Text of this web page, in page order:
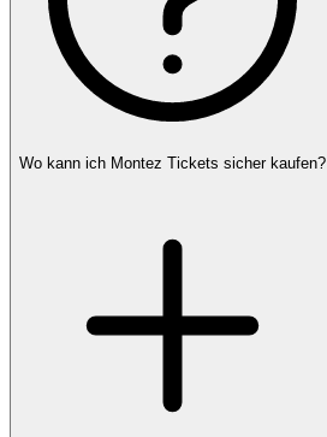
Wo kann ich Montez Tickets sicher kaufen?